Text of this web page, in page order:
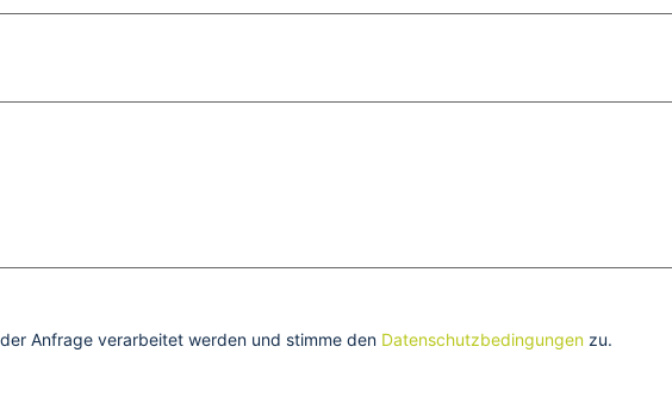
Anfrage verarbeitet werden und stimme den Datenschutzbedingungen zu.